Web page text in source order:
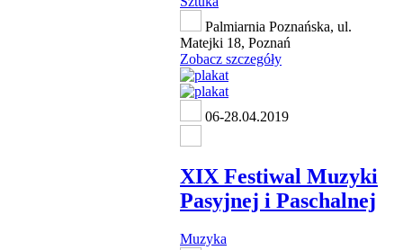
Palmiarnia Poznańska, ul.
Matejki 18, Poznań
Zobacz szczegóły
06-28.04.2019
XIX Festiwal Muzyki
Pasyjnej i Paschalnej
Muzyka